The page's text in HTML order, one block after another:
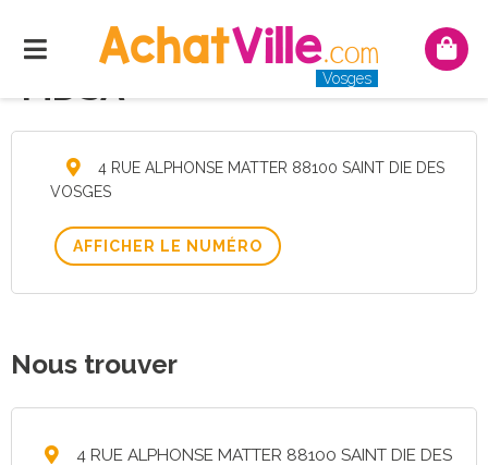
Menu
Vosges
Mon
MDSA
4 RUE ALPHONSE MATTER 88100 SAINT DIE DES
VOSGES
AFFICHER LE NUMÉRO
Nous trouver
4 RUE ALPHONSE MATTER 88100 SAINT DIE DES